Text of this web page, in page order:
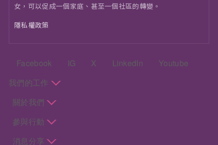
女，可以促成一個家庭、甚至一個社區的轉變。
隱私權政策
頁尾：社群選單
Facebook IG X LinkedIn Youtube
頁尾：主選單
我們的工作
關於我們
參與行動
消息分享